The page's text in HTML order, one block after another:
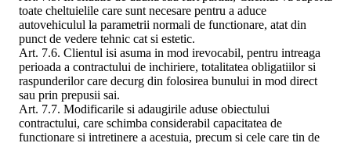
toate cheltuielile care sunt necesare pentru a aduce
autovehiculul la parametrii normali de functionare, atat din
punct de vedere tehnic cat si estetic.
Art. 7.6. Clientul isi asuma in mod irevocabil, pentru intreaga
perioada a contractului de inchiriere, totalitatea obligatiilor si
raspunderilor care decurg din folosirea bunului in mod direct
sau prin prepusii sai.
Art. 7.7. Modificarile si adaugirile aduse obiectului
contractului, care schimba considerabil capacitatea de
functionare si intretinere a acestuia, precum si cele care tin de